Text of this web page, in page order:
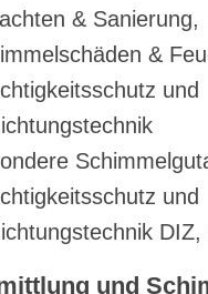
& Sanierung,
&
und
und
und